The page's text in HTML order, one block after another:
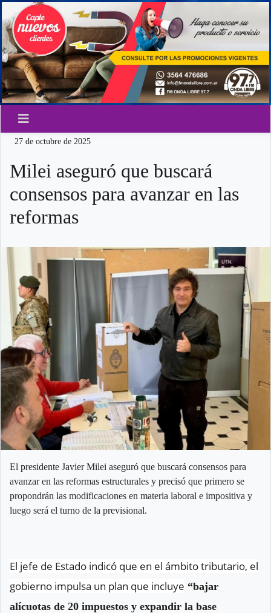
27 de octubre de 2025
Milei aseguró que buscará
consensos para avanzar en las
reformas
El presidente Javier Milei aseguró que buscará consensos para
avanzar en las reformas estructurales y precisó que primero se
propondrán las modificaciones en materia laboral e impositiva y
luego será el turno de la previsional.
El jefe de Estado indicó que en el ámbito tributario, el
gobierno impulsa un plan que incluye “bajar
alícuotas de 20 impuestos y expandir la base